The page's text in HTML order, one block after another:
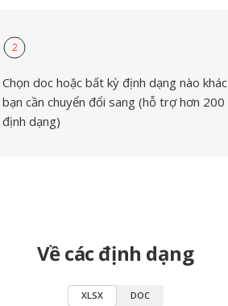
2
Chọn doc hoặc bất kỳ định dạng nào khác
bạn cần chuyển đổi sang (hỗ trợ hơn 200
định dạng)
Về các định dạng
XLSX DOC